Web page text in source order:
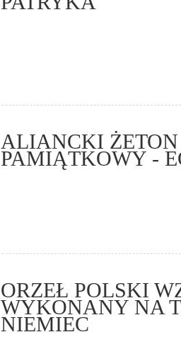
ALIANCKI ŻETON
PAMIĄTKOWY -
ORZEŁ POLSKI
WYKONANY NA
NIEMIEC